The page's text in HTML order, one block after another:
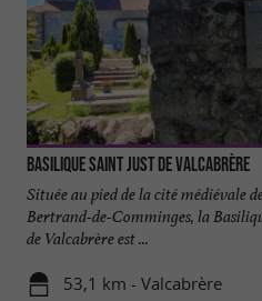
Basilique Saint Just de Valcabrère
Située au pied de la cité médiévale
Bertrand-de-Comminges, la
de Valcabrère est ...
53,1 km - Valcabrère